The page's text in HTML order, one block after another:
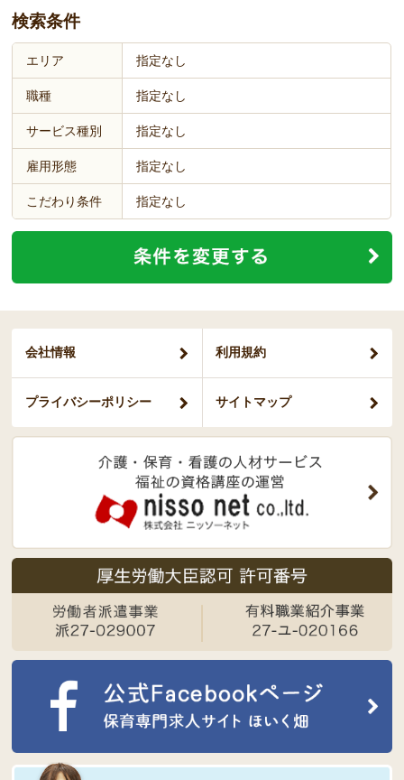
検索条件
エリア 指定なし
職種 指定なし
サービス種別 指定なし
雇用形態 指定なし
こだわり条件 指定なし
会社情報 利用規約
プライバシーポリシー サイトマップ